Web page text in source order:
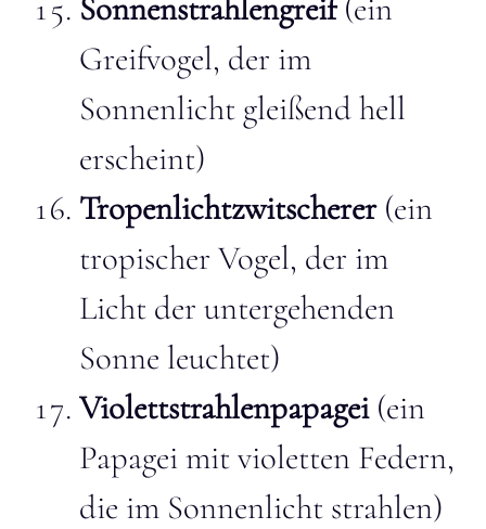
Sonnenstrahlengreif(ein
Greifvogel, der im
Sonnenlicht gleißend hell
erscheint)
Tropenlichtzwitscherer(ein
tropischer Vogel, der im
Licht der untergehenden
Sonne leuchtet)
Violettstrahlenpapagei(ein
Papagei mit violetten Federn,
die im Sonnenlicht strahlen)